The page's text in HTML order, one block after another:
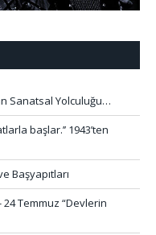
Sanatsal Yolculuğu…
başlar.’’ 1943’ten
Başyapıtları
24 Temmuz “Devlerin